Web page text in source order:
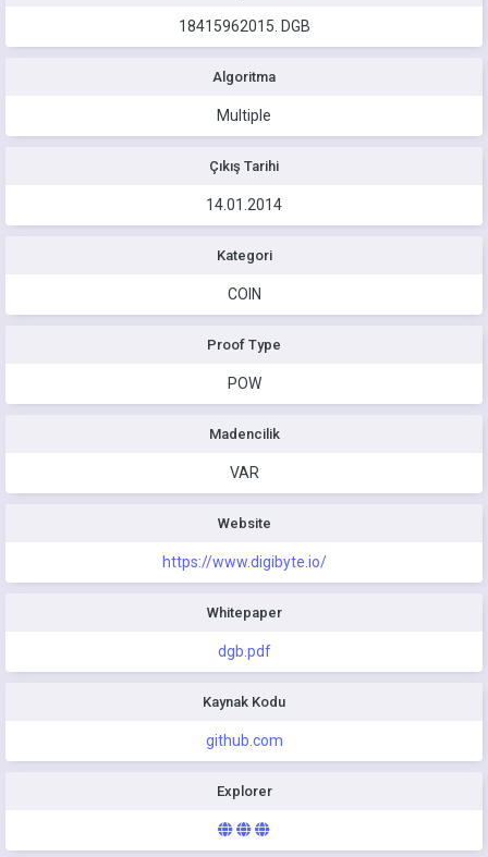
18415962015. DGB
Algoritma
Multiple
Çıkış Tarihi
14.01.2014
Kategori
COIN
Proof Type
POW
Madencilik
VAR
Website
https://www.digibyte.io/
Whitepaper
dgb.pdf
Kaynak Kodu
github.com
Explorer